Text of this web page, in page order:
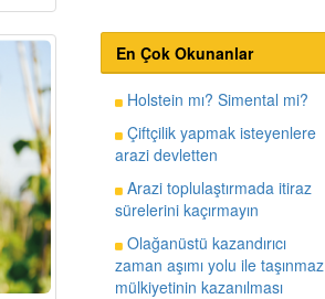
En Çok Okunanlar
Holstein mı? Simental mi?
Çiftçilik yapmak isteyenlere
arazi devletten
Arazi toplulaştırmada itiraz
sürelerini kaçırmayın
Olağanüstü kazandırıcı
zaman aşımı yolu ile taşınmaz
mülkiyetinin kazanılması